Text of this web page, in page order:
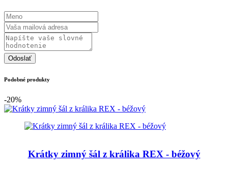
Odoslať
Podobné produkty
-20%
Krátky zimný šál z králika REX - béžový